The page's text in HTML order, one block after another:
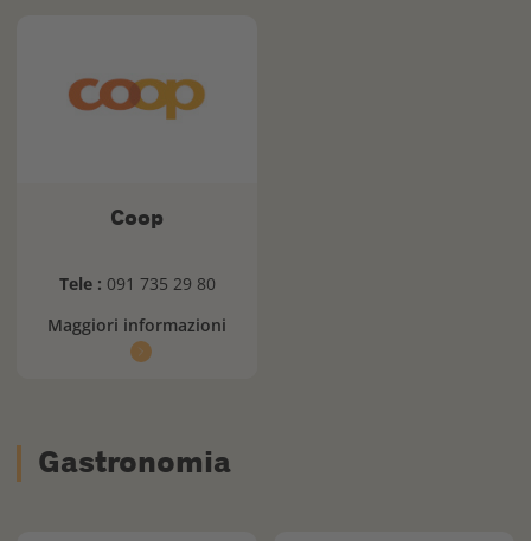
Coop
Tele : 091 735 29 80
Maggiori informazioni
Gastronomia